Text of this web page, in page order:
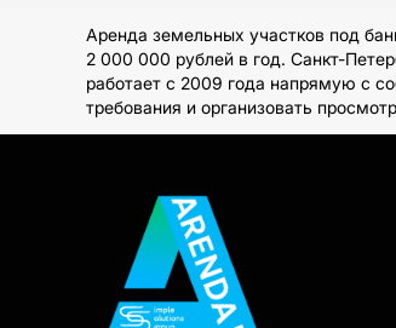
Аренда земельных участков под
2 000 000 рублей в год. Санкт-
работает с 2009 года напрямую с
требования и организовать